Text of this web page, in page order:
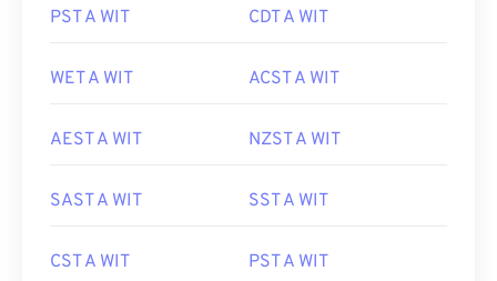
PST A WIT CDT A WIT
WET A WIT ACST A WIT
AEST A WIT NZST A WIT
SAST A WIT SST A WIT
CST A WIT PST A WIT